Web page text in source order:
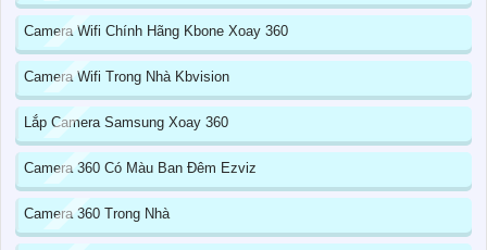
Camera Wifi Chính Hãng Kbone Xoay 360
Camera Wifi Trong Nhà Kbvision
Lắp Camera Samsung Xoay 360
Camera 360 Có Màu Ban Đêm Ezviz
Camera 360 Trong Nhà